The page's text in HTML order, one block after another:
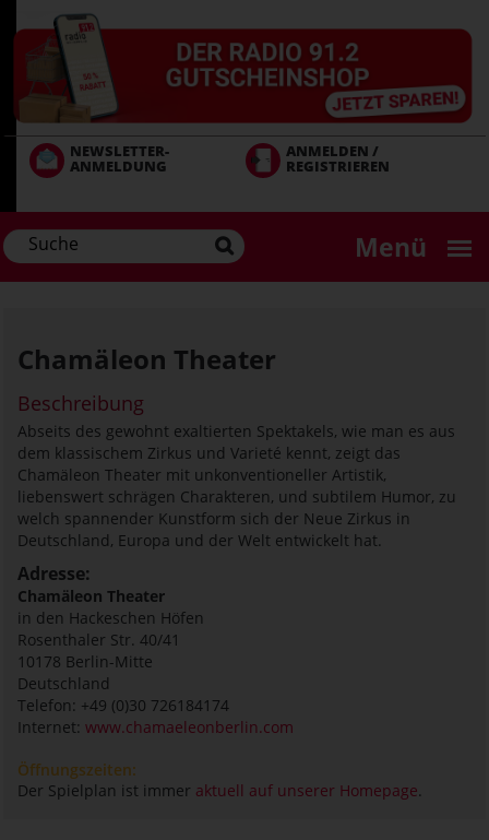
zum
Inhalt
NEWSLETTER-
ANMELDUNG
ANMELDEN /
REGISTRIEREN
Menü
Chamäleon Theater
Beschreibung
Abseits des gewohnt exaltierten Spektakels, wie man es aus
dem klassischem Zirkus und Varieté kennt, zeigt das
Chamäleon Theater mit unkonventioneller Artistik,
liebenswert schrägen Charakteren, und subtilem Humor, zu
welch spannender Kunstform sich der Neue Zirkus in
Deutschland, Europa und der Welt entwickelt hat.
Adresse:
Chamäleon Theater
in den Hackeschen Höfen
Rosenthaler Str. 40/41
10178 Berlin-Mitte
Deutschland
Telefon: +49 (0)30 726184174
Internet: www.chamaeleonberlin.com
Öffnungszeiten:
Der Spielplan ist immer aktuell auf unserer Homepage.